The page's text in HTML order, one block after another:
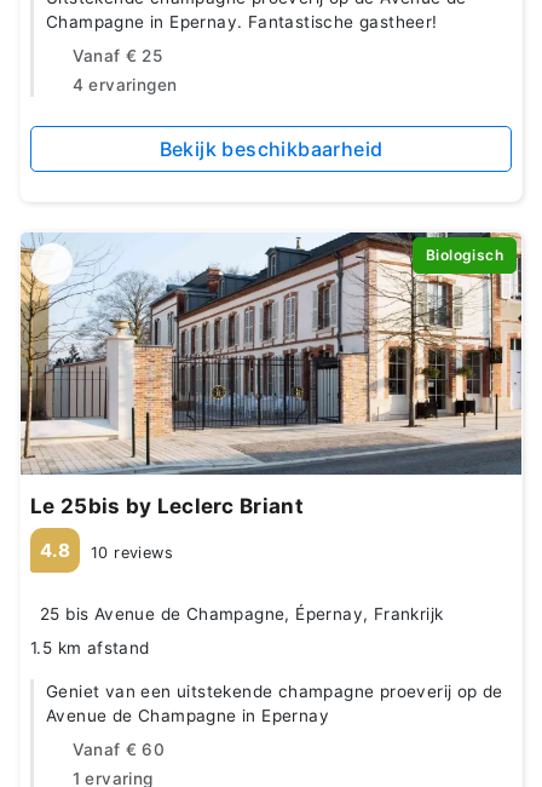
Champagne in Epernay. Fantastische gastheer!
Vanaf € 25
4 ervaringen
Bekijk beschikbaarheid
Biologisch
Le 25bis by Leclerc Briant
4.8 10 reviews
25 bis Avenue de Champagne, Épernay, Frankrijk
1.5 km afstand
Geniet van een uitstekende champagne proeverij op de
Avenue de Champagne in Epernay
Vanaf € 60
1 ervaring